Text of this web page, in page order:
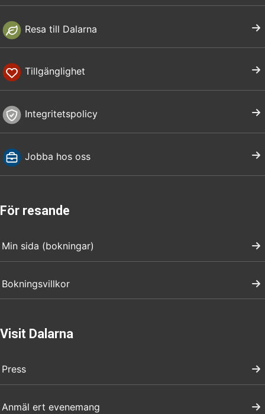
Resa till Dalarna
Tillgänglighet
Integritetspolicy
Jobba hos oss
För resande
Min sida (bokningar)
Bokningsvillkor
Visit Dalarna
Press
Anmäl ert evenemang